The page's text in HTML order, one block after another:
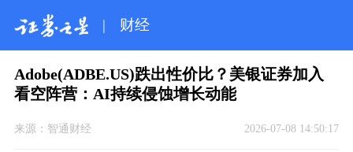
| 财经
Adobe(ADBE.US)跌出性价比？美银证券加入
看空阵营：AI持续侵蚀增长动能
来源： 智通财经 2026-07-08 14:50:17